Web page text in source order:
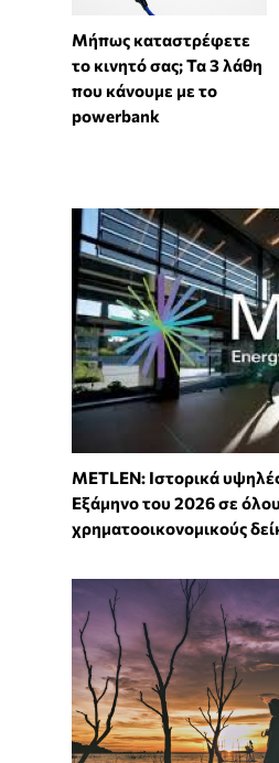
Μήπως καταστρέφετε
το κινητό σας; Τα 3 λάθη
που κάνουμε με το
powerbank
METLEN: Ιστορικά
Εξάμηνο του 2026 σε
χρηματοοικονομικούς